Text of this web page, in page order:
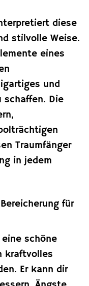
diese
stilvolle Weise.
eines
und
schaffen. Die
Traumfänger
in jedem
für
schöne
kraftvolles
Er kann dir